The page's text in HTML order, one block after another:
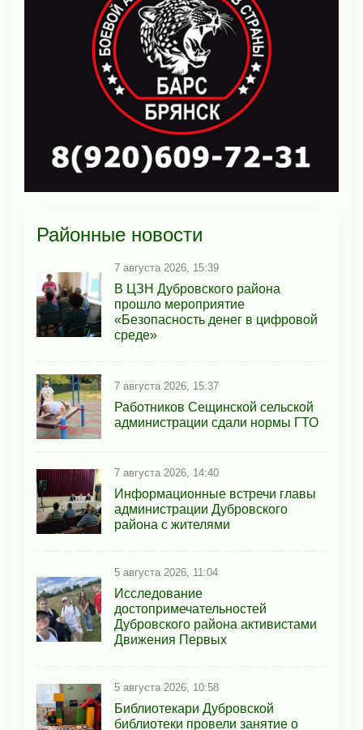
Районные новости
7 августа 2026, 15:39
В ЦЗН Дубровского района
прошло мероприятие
«Безопасность денег в цифровой
среде»
7 августа 2026, 15:37
Работников Сещинской сельской
администрации сдали нормы ГТО
7 августа 2026, 14:40
Информационные встречи главы
администрации Дубровского
района с жителями
5 августа 2026, 11:04
Исследование
достопримечательностей
Дубровского района активистами
Движения Первых
5 августа 2026, 10:58
Библиотекари Дубровской
библиотеки провели занятие о